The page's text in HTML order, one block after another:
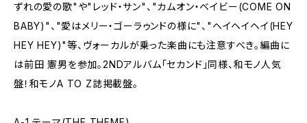
ずれの愛の歌"や"レッド・サン"、"カムオン・ベイビー(COME ON
BABY)"、"愛はメリー・ゴーラゥンドの様に"、"ヘイヘイヘイ(HEY
HEY HEY)"等、ヴォーカルが乗った楽曲にも注意すべき。編曲に
は前田 憲男を参加。2NDアルバム「セカンド」同様、和モノ人気
盤！和モノA TO Z誌掲載盤。